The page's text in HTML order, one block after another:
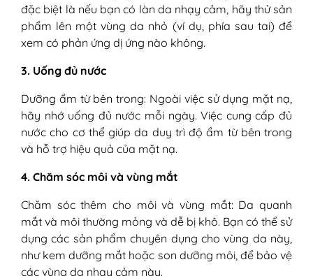
đặc biệt là nếu bạn có làn da nhạy cảm, hãy thử sản
phẩm lên một vùng da nhỏ (ví dụ, phía sau tai) để
xem có phản ứng dị ứng nào không.
3. Uống đủ nước
Dưỡng ẩm từ bên trong: Ngoài việc sử dụng mặt nạ,
hãy nhớ uống đủ nước mỗi ngày. Việc cung cấp đủ
nước cho cơ thể giúp da duy trì độ ẩm từ bên trong
và hỗ trợ hiệu quả của mặt nạ.
4. Chăm sóc môi và vùng mắt
Chăm sóc thêm cho môi và vùng mắt: Da quanh
mắt và môi thường mỏng và dễ bị khô. Bạn có thể sử
dụng các sản phẩm chuyên dụng cho vùng da này,
như kem dưỡng mắt hoặc son dưỡng môi, để bảo vệ
các vùng da nhạy cảm này.